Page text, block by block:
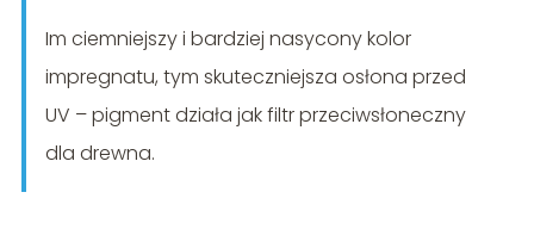
Im ciemniejszy i bardziej nasycony kolor
impregnatu, tym skuteczniejsza osłona przed
UV – pigment działa jak filtr przeciwsłoneczny
dla drewna.